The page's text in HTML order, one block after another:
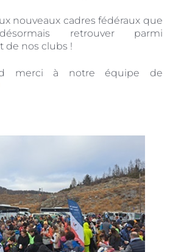
nouveaux cadres fédéraux que
retrouver parmi
de nos clubs !
merci à notre équipe de